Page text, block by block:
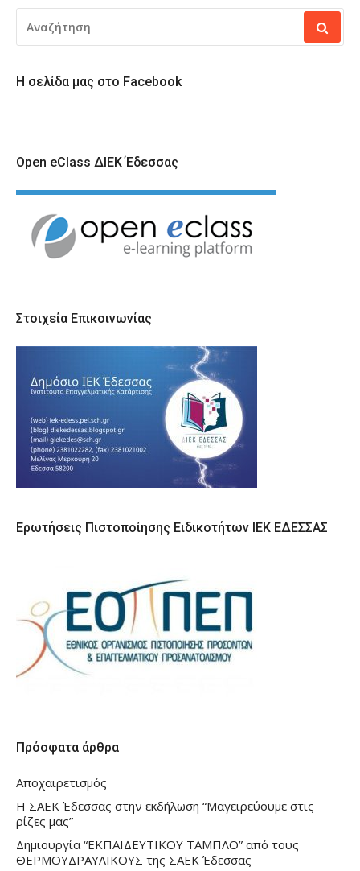
ΓΙΑ:
Η σελίδα μας στο Facebook
Open eClass ΔΙΕΚ Έδεσσας
Στοιχεία Επικοινωνίας
Ερωτήσεις Πιστοποίησης Ειδικοτήτων ΙΕΚ ΕΔΕΣΣΑΣ
Πρόσφατα άρθρα
Αποχαιρετισμός
Η ΣΑΕΚ Έδεσσας στην εκδήλωση “Μαγειρεύουμε στις
ρίζες μας”
Δημιουργία “ΕΚΠΑΙΔΕΥΤΙΚΟΥ ΤΑΜΠΛΟ” από τους
ΘΕΡΜΟΥΔΡΑΥΛΙΚΟΥΣ της ΣΑΕΚ Έδεσσας